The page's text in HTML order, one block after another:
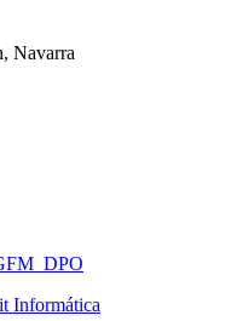
Navarra
Informática